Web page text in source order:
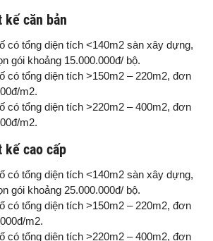
căn bản
có tổng diện tích <140m2 sàn xây dựng,
gói khoảng 15.000.000đ/ bộ.
có tổng diện tích >150m2 – 220m2, đơn
m2.
có tổng diện tích >220m2 – 400m2, đơn
m2.
cao cấp
có tổng diện tích <140m2 sàn xây dựng,
gói khoảng 25.000.000đ/ bộ.
có tổng diện tích >150m2 – 220m2, đơn
m2.
có tổng diện tích >220m2 – 400m2, đơn